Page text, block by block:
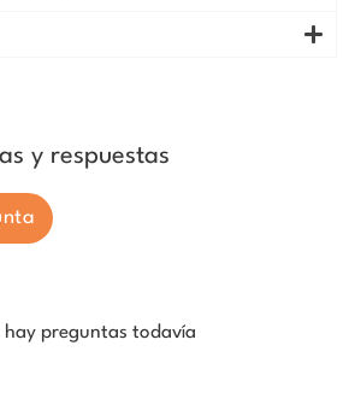
y respuestas
hay preguntas todavía